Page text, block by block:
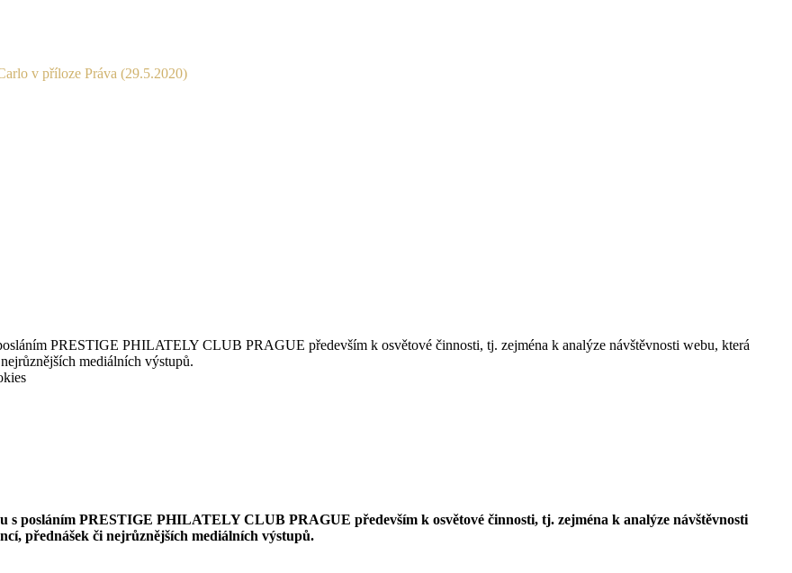
v příloze Práva (29.5.2020)
PRESTIGE PHILATELY CLUB PRAGUE především k osvětové činnosti, tj. zejména k analýze návštěvnosti webu, která
mediálních výstupů.
s posláním PRESTIGE PHILATELY CLUB PRAGUE především k osvětové činnosti, tj. zejména k analýze návštěvnosti
přednášek či nejrůznějších mediálních výstupů.